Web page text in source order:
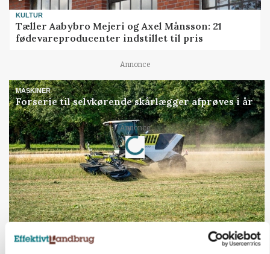
KULTUR
Tæller Aabybro Mejeri og Axel Månsson: 21
fødevareproducenter indstillet til pris
Annonce
MASKINER
Forserie til selvkørende skårlægger afprøves i år
Annonce
Loading...
Jobs
i samarbejde med